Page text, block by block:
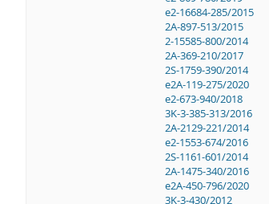
e2-16684-285/2015
2A-897-513/2015
2-15585-800/2014
2A-369-210/2017
2S-1759-390/2014
e2A-119-275/2020
e2-673-940/2018
3K-3-385-313/2016
2A-2129-221/2014
e2-1553-674/2016
2S-1161-601/2014
2A-1475-340/2016
e2A-450-796/2020
3K-3-430/2012